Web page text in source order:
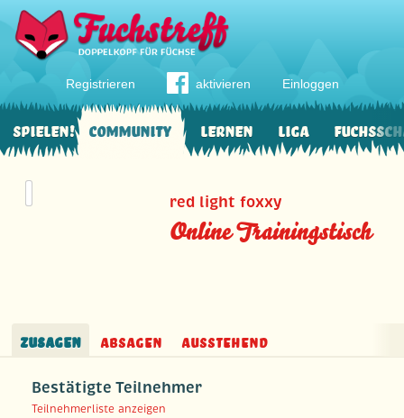
Registrieren aktivieren Einloggen
Community Lernen Liga
Spielen!
red light foxxy
Online Trainingstisch
Zusagen Absagen Ausstehend
Bestätigte Teilnehmer
Teilnehmerliste anzeigen